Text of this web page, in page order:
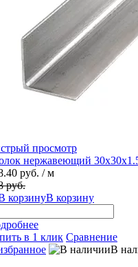
просмотр
нержавеющий
руб. / м
руб.
В корзину
в 1 клик Сравнение
В